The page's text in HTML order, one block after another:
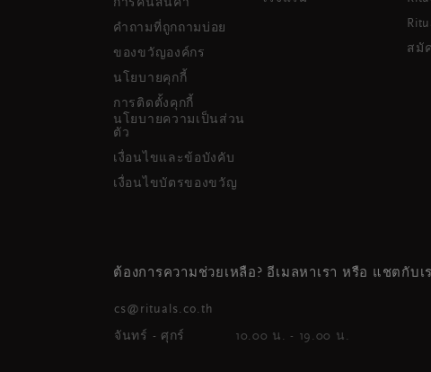
การคืนสินค้า
คำถามที่ถูกถามบ่อย
ของขวัญองค์กร
นโยบายคุกกี้
การติดตั้งคุกกี้
นโยบายความเป็นส่วน
ตัว
เงื่อนไขและข้อบังคับ
เงื่อนไขบัตรของขวัญ
สมั
ต้องการความช่วยเหลือ? อีเมลหาเรา หรือ แชตกับเ
cs@rituals.co.th
จันทร์ - ศุกร์ 10.00 น. - 19.00 น.